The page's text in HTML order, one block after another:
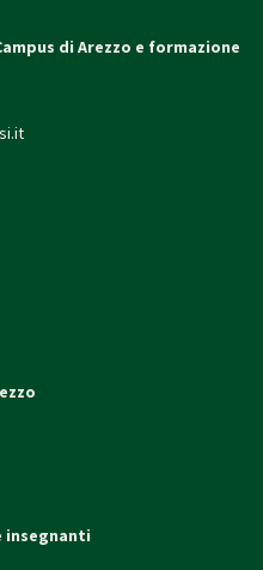
di Arezzo e formazione
insegnanti